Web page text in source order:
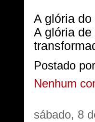
A glória
A glória
Postado por
Nenhum
sábado, 8